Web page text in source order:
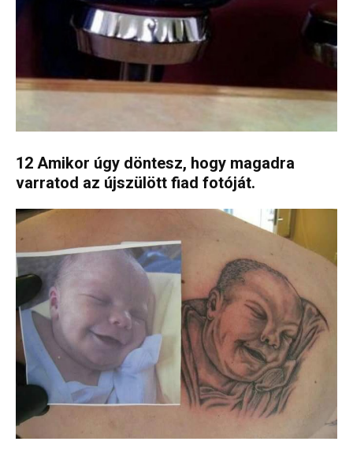
12 Amikor úgy döntesz, hogy magadra
varratod az újszülött fiad fotóját.